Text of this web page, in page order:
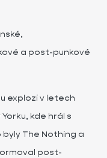
a post-punkové
explozi v letech
kde hrál s
The Nothing a
post-